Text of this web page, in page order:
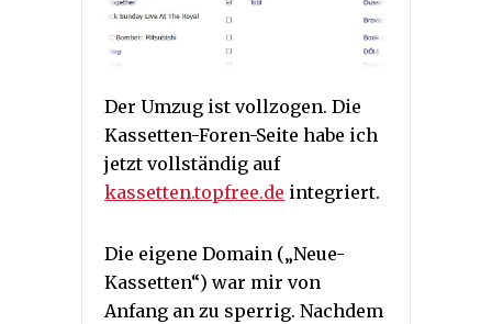
Der Umzug ist vollzogen. Die
Kassetten-Foren-Seite habe ich
jetzt vollständig auf
kassetten.topfree.de integriert.
Die eigene Domain („Neue-
Kassetten“) war mir von
Anfang an zu sperrig. Nachdem